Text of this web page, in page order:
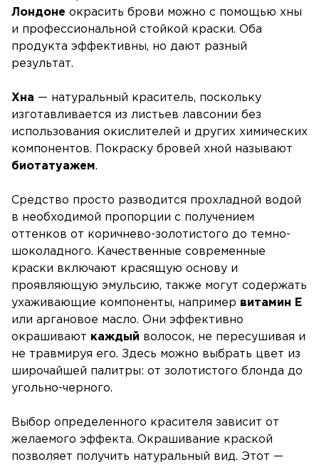
Лондоне окрасить брови можно с помощью хны
и профессиональной стойкой краски. Оба
продукта эффективны, но дают разный
результат.
Хна — натуральный краситель, поскольку
изготавливается из листьев лавсонии без
использования окислителей и других химических
компонентов. Покраску бровей хной называют
биотатуажем.
Средство просто разводится прохладной водой
в необходимой пропорции с получением
оттенков от коричнево-золотистого до темно-
шоколадного. Качественные современные
краски включают красящую основу и
проявляющую эмульсию, также могут содержать
ухаживающие компоненты, например витамин E
или аргановое масло. Они эффективно
окрашивают каждый волосок, не пересушивая и
не травмируя его. Здесь можно выбрать цвет из
широчайшей палитры: от золотистого блонда до
угольно-черного.
Выбор определенного красителя зависит от
желаемого эффекта. Окрашивание краской
позволяет получить натуральный вид. Этот —